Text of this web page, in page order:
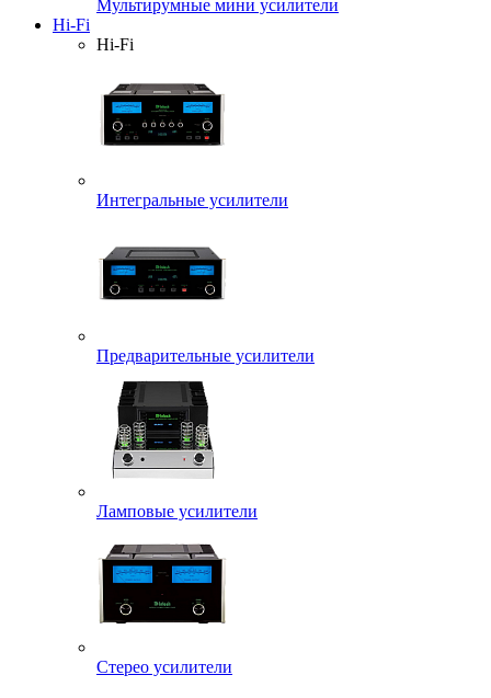
Мультирумные мини усилители
Hi-Fi
Hi-Fi
Интегральные усилители
Предварительные усилители
Ламповые усилители
Стерео усилители